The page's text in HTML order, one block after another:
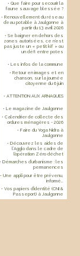
• Que faire pour secourir la
faune sauvage blessée ?
• Renouvellement du réseau
d’eau potable à Jaulgonne à
partir du 13 avril 2026
• Se baigner en dehors des
zones autorisées, ce n’est
pas juste un « petit kif » ou
un défi entre potes
• Les infos de la commune
• Retour en images et en
chanson, sur la journée
citoyenne du 6 juin
• ATTENTION AUX ARNAQUES
• Le magazine de Jaulgonne
• Calendrier de collecte des
ordures ménagères - 2026
• Faire du Yoga Nidra à
Jaulgonne
• Découvrez les aides de
l’Agglo dans le cadre de
l’opération Zéro déchet
• Démarches d’urbanisme : les
permanences
• Une appli pour être prévenu,
informé…
• Vos papiers d’identité (CNI &
Passeport) à Jaulgonne